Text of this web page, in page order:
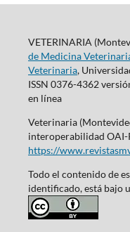
VETERINARIA
de Medicina
Veterinaria,
ISSN 0376-4362
en línea
Veterinaria
interoperabilidad
https://
Todo el contenido de
identificado, está bajo